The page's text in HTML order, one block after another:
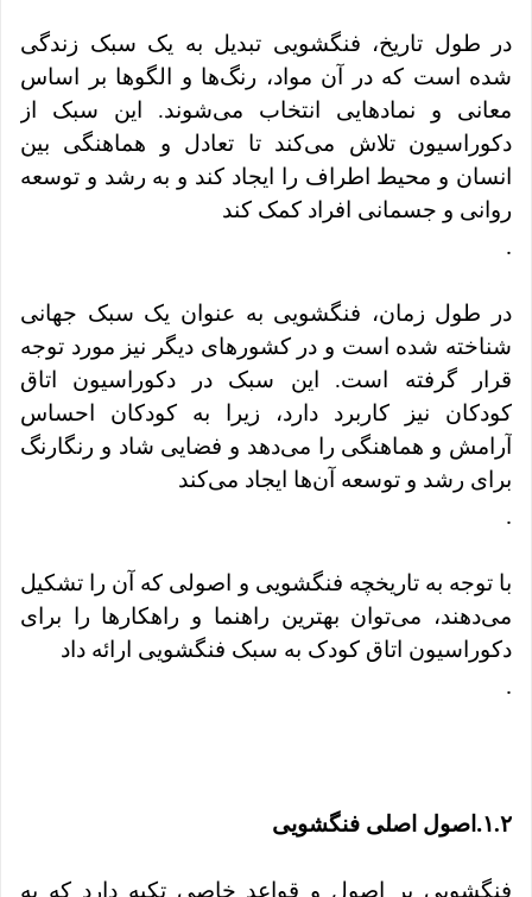
در طول تاریخ، فنگشویی تبدیل به یک سبک زندگی
شده است که در آن مواد، رنگ‌ها و الگوها بر اساس
معانی و نمادهایی انتخاب می‌شوند. این سبک از
دکوراسیون تلاش می‌کند تا تعادل و هماهنگی بین
انسان و محیط اطراف را ایجاد کند و به رشد و توسعه
روانی و جسمانی افراد کمک کند
.
در طول زمان، فنگشویی به عنوان یک سبک جهانی
شناخته شده است و در کشورهای دیگر نیز مورد توجه
قرار گرفته است. این سبک در دکوراسیون اتاق
کودکان نیز کاربرد دارد، زیرا به کودکان احساس
آرامش و هماهنگی را می‌دهد و فضایی شاد و رنگارنگ
برای رشد و توسعه آن‌ها ایجاد می‌کند
.
با توجه به تاریخچه فنگشویی و اصولی که آن را تشکیل
می‌دهند، می‌توان بهترین راهنما و راهکارها را برای
دکوراسیون اتاق کودک به سبک فنگشویی ارائه داد
.
۱.۲. اصول اصلی فنگشویی
فنگشویی بر اصول و قواعد خاصی تکیه دارد که به